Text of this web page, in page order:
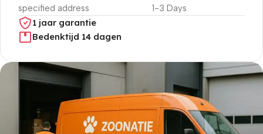
specified address
1-3 Days
1 jaar garantie
Bedenktijd 14 dagen